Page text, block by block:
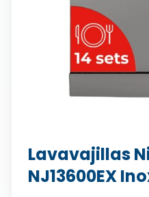
Lavavajillas
NJ13600EX